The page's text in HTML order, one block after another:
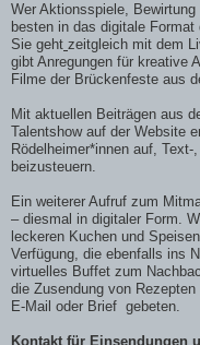
Wer Aktionsspiele,
besten in das digitale
Sie geht zeitgleich mit dem
gibt Anregungen für kreative
Filme der Brückenfeste aus
Mit aktuellen Beiträgen aus
Talentshow auf der Website
Rödelheimer*innen auf,
beizusteuern.
Ein weiterer Aufruf zum
– diesmal in digitaler Form.
leckeren Kuchen und
Verfügung, die ebenfalls ins
virtuelles Buffet zum
die Zusendung von Rezepten
E-Mail oder Brief gebeten.
Kontakt für Einsendungen